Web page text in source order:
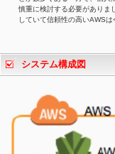
慎重に検討する必要がありま
していて信頼性の高いAWSは
システム構成図